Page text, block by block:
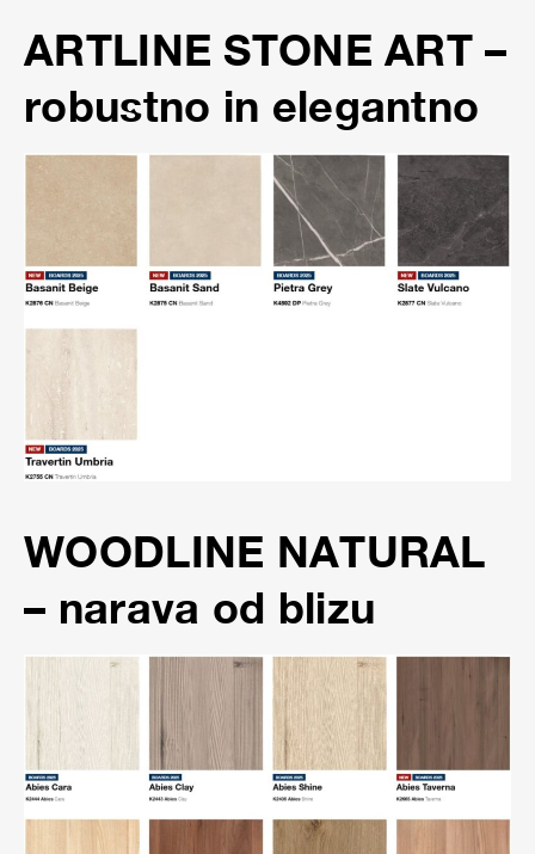
ARTLINE STONE ART –
robustno in elegantno
WOODLINE NATURAL
– narava od blizu